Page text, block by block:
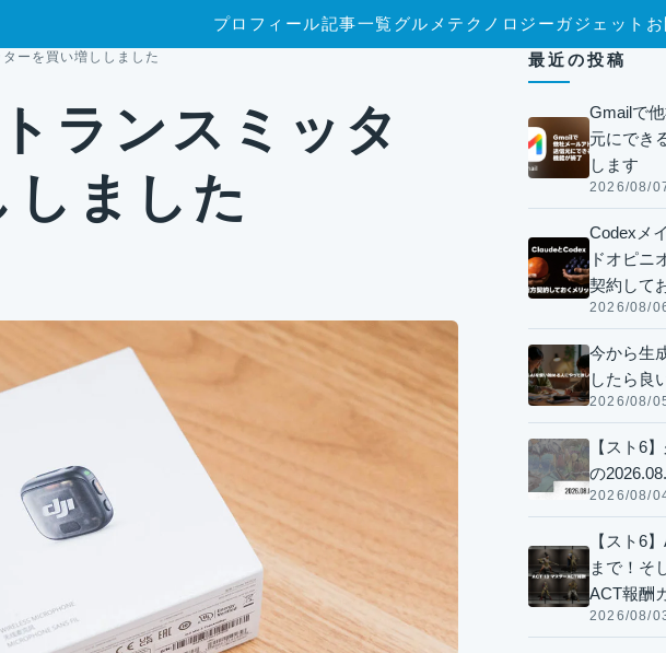
プロフィール記事一覧グルメ テクノロジー ガジェット
ーを買い増ししました
ランスミッタ
しました
最近の投稿
Gmailで
元にでき
します
2026/08/
Codexメ
ドオピニ
契約して
2026/08/
今から生
したら良
2026/08/
【スト6
の
2026/08/
【スト6
まで！そ
ACT報酬
2026/08/